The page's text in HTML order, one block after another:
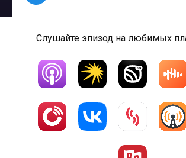
Слушайте эпизод на любимых